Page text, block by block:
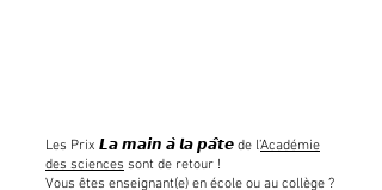
Les Prix 𝙇𝙖 𝙢𝙖𝙞𝙣 𝙖̀ 𝙡𝙖 𝙥𝙖̂𝙩𝙚 de l’Académie
des sciences sont de retour !
Vous êtes enseignant(e) en école ou au collège ?